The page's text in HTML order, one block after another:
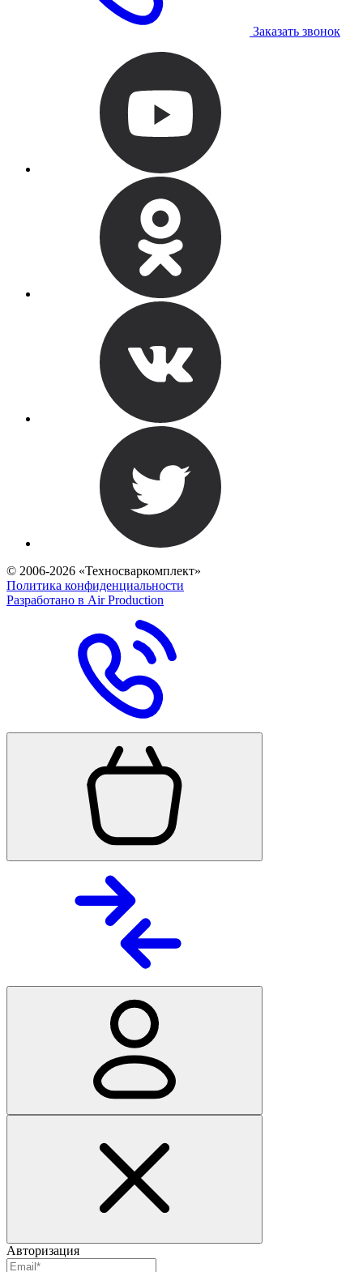
Заказать звонок
© 2006-2026 «Техносваркомплект»
Политика конфиденциальности
Разработано в Air Production
Авторизация